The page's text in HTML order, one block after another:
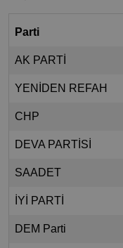
Parti
AK PARTİ
YENİDEN REFAH
CHP
DEVA PARTİSİ
SAADET
İYİ PARTİ
DEM Parti